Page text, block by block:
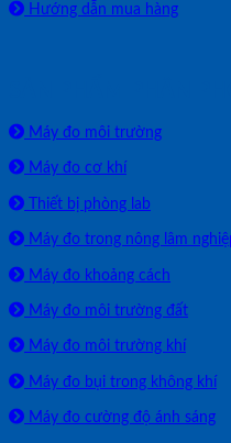
Hướng dẫn mua hàng
Máy đo môi trường
Máy đo cơ khí
Thiết bị phòng lab
Máy đo trong nông lâm
Máy đo khoảng cách
Máy đo môi trường đất
Máy đo môi trường khí
Máy đo bụi trong không khí
Máy đo cường độ ánh sáng